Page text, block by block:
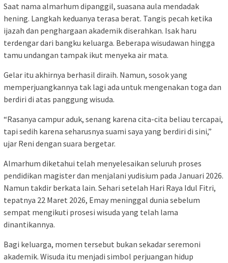
Saat nama almarhum dipanggil, suasana aula mendadak
hening. Langkah keduanya terasa berat. Tangis pecah ketika
ijazah dan penghargaan akademik diserahkan. Isak haru
terdengar dari bangku keluarga. Beberapa wisudawan hingga
tamu undangan tampak ikut menyeka air mata.
Gelar itu akhirnya berhasil diraih. Namun, sosok yang
memperjuangkannya tak lagi ada untuk mengenakan toga dan
berdiri di atas panggung wisuda.
“Rasanya campur aduk, senang karena cita-cita beliau tercapai,
tapi sedih karena seharusnya suami saya yang berdiri di sini,”
ujar Reni dengan suara bergetar.
Almarhum diketahui telah menyelesaikan seluruh proses
pendidikan magister dan menjalani yudisium pada Januari 2026.
Namun takdir berkata lain. Sehari setelah Hari Raya Idul Fitri,
tepatnya 22 Maret 2026, Emay meninggal dunia sebelum
sempat mengikuti prosesi wisuda yang telah lama
dinantikannya.
Bagi keluarga, momen tersebut bukan sekadar seremoni
akademik. Wisuda itu menjadi simbol perjuangan hidup